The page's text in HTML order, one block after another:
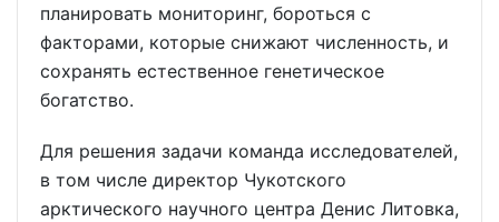
планировать мониторинг, бороться с
факторами, которые снижают численность, и
сохранять естественное генетическое
богатство.
Для решения задачи команда исследователей,
в том числе директор Чукотского
арктического научного центра Денис Литовка,